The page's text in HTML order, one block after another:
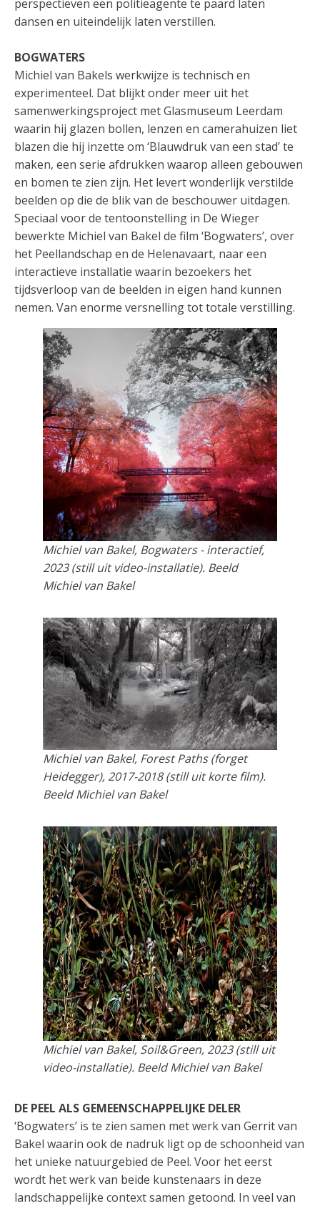
perspectieven een politieagente te paard laten
dansen en uiteindelijk laten verstillen.
BOGWATERS
Michiel van Bakels werkwijze is technisch en
experimenteel. Dat blijkt onder meer uit het
samenwerkingsproject met Glasmuseum Leerdam
waarin hij glazen bollen, lenzen en camerahuizen liet
blazen die hij inzette om ‘Blauwdruk van een stad’ te
maken, een serie afdrukken waarop alleen gebouwen
en bomen te zien zijn. Het levert wonderlijk verstilde
beelden op die de blik van de beschouwer uitdagen.
Speciaal voor de tentoonstelling in De Wieger
bewerkte Michiel van Bakel de film ‘Bogwaters’, over
het Peellandschap en de Helenavaart, naar een
interactieve installatie waarin bezoekers het
tijdsverloop van de beelden in eigen hand kunnen
nemen. Van enorme versnelling tot totale verstilling.
Michiel van Bakel, Bogwaters - interactief,
2023 (still uit video-installatie). Beeld
Michiel van Bakel
Michiel van Bakel, Forest Paths (forget
Heidegger), 2017-2018 (still uit korte film).
Beeld Michiel van Bakel
Michiel van Bakel, Soil&Green, 2023 (still uit
video-installatie). Beeld Michiel van Bakel
DE PEEL ALS GEMEENSCHAPPELIJKE DELER
‘Bogwaters’ is te zien samen met werk van Gerrit van
Bakel waarin ook de nadruk ligt op de schoonheid van
het unieke natuurgebied de Peel. Voor het eerst
wordt het werk van beide kunstenaars in deze
landschappelijke context samen getoond. In veel van